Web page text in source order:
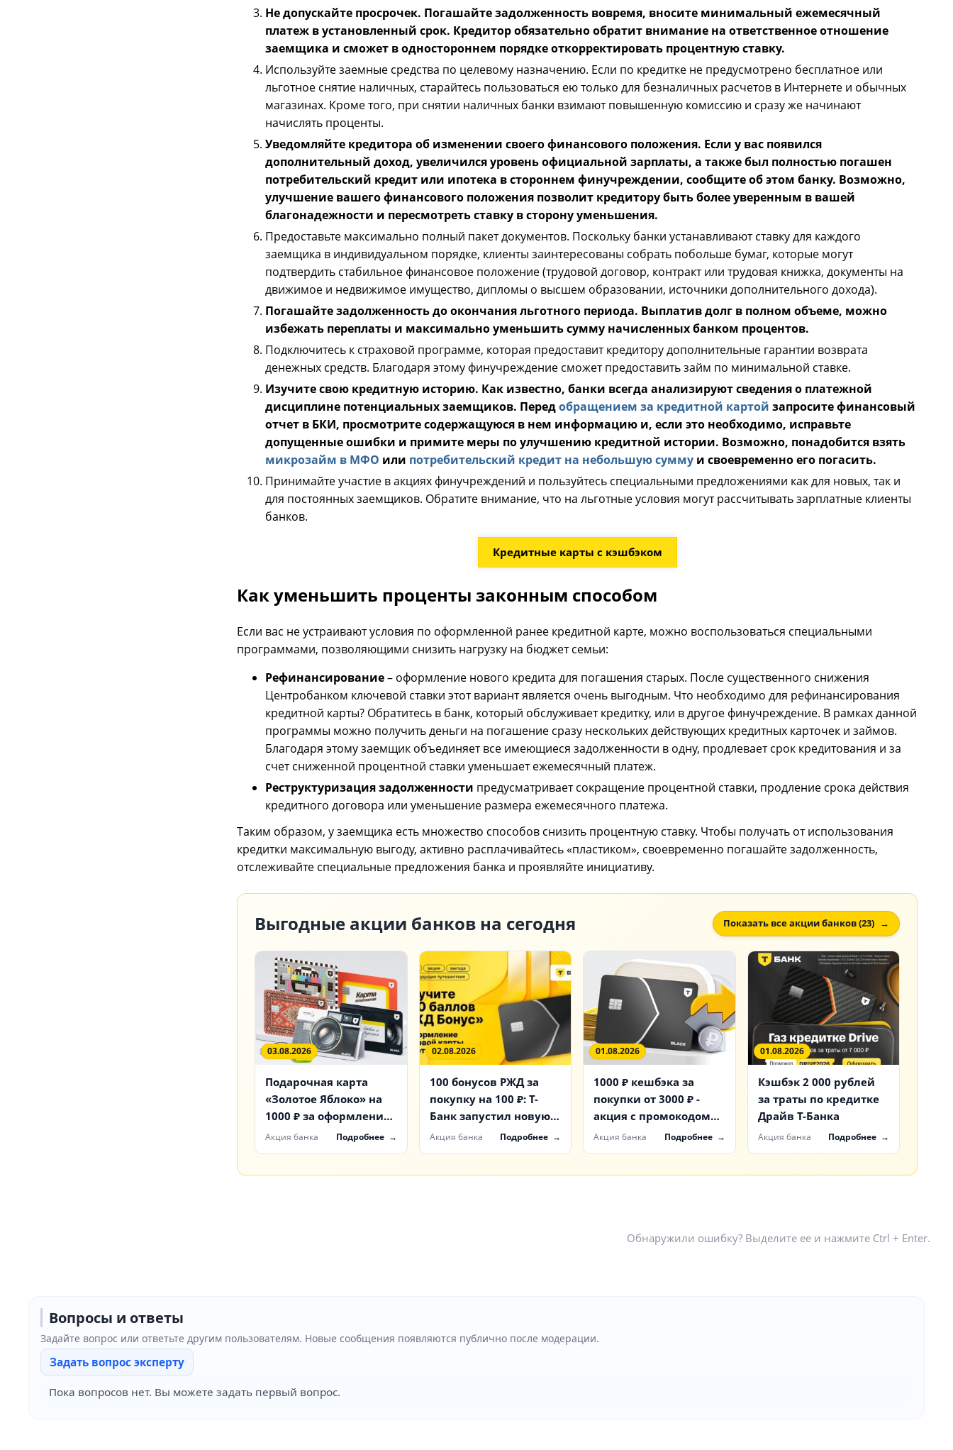
Не допускайте просрочек. Погашайте задолженность вовремя, вносите минимальный ежемесячный
платеж в установленный срок. Кредитор обязательно обратит внимание на ответственное отношение
заемщика и сможет в одностороннем порядке откорректировать процентную ставку.
Используйте заемные средства по целевому назначению. Если по кредитке не предусмотрено бесплатное или
льготное снятие наличных, старайтесь пользоваться ею только для безналичных расчетов в Интернете и обычных
магазинах. Кроме того, при снятии наличных банки взимают повышенную комиссию и сразу же начинают
начислять проценты.
Уведомляйте кредитора об изменении своего финансового положения. Если у вас появился
дополнительный доход, увеличился уровень официальной зарплаты, а также был полностью погашен
потребительский кредит или ипотека в стороннем финучреждении, сообщите об этом банку. Возможно,
улучшение вашего финансового положения позволит кредитору быть более уверенным в вашей
благонадежности и пересмотреть ставку в сторону уменьшения.
Предоставьте максимально полный пакет документов. Поскольку банки устанавливают ставку для каждого
заемщика в индивидуальном порядке, клиенты заинтересованы собрать побольше бумаг, которые могут
подтвердить стабильное финансовое положение (трудовой договор, контракт или трудовая книжка, документы на
движимое и недвижимое имущество, дипломы о высшем образовании, источники дополнительного дохода).
Погашайте задолженность до окончания льготного периода. Выплатив долг в полном объеме, можно
избежать переплаты и максимально уменьшить сумму начисленных банком процентов.
Подключитесь к страховой программе, которая предоставит кредитору дополнительные гарантии возврата
денежных средств. Благодаря этому финучреждение сможет предоставить займ по минимальной ставке.
Изучите свою кредитную историю. Как известно, банки всегда анализируют сведения о платежной
дисциплине потенциальных заемщиков. Передобращением за кредитной картой запросите финансовый
отчет в БКИ, просмотрите содержащуюся в нем информацию и, если это необходимо, исправьте
допущенные ошибки и примите меры по улучшению кредитной истории. Возможно, понадобится взять
микрозайм в МФО или потребительский кредит на небольшую сумму и своевременно его погасить.
Принимайте участие в акциях финучреждений и пользуйтесь специальными предложениями как для новых, так и
для постоянных заемщиков. Обратите внимание, что на льготные условия могут рассчитывать зарплатные клиенты
банков.
Кредитные карты с кэшбэком
Как уменьшить проценты законным способом
Если вас не устраивают условия по оформленной ранее кредитной карте, можно воспользоваться специальными
программами, позволяющими снизить нагрузку на бюджет семьи:
Рефинансирование– оформление нового кредита для погашения старых. После существенного снижения
Центробанком ключевой ставки этот вариант является очень выгодным. Что необходимо для рефинансирования
кредитной карты? Обратитесь в банк, который обслуживает кредитку, или в другое финучреждение. В рамках данной
программы можно получить деньги на погашение сразу нескольких действующих кредитных карточек и займов.
Благодаря этому заемщик объединяет все имеющиеся задолженности в одну, продлевает срок кредитования и за
счет сниженной процентной ставки уменьшает ежемесячный платеж.
Реструктуризация задолженности предусматривает сокращение процентной ставки, продление срока действия
кредитного договора или уменьшение размера ежемесячного платежа.
Таким образом, у заемщика есть множество способов снизить процентную ставку. Чтобы получать от использования
кредитки максимальную выгоду, активно расплачивайтесь «пластиком», своевременно погашайте задолженность,
отслеживайте специальные предложения банка и проявляйте инициативу.
Выгодные акции банков на сегодня Показать все акции банков (23)
03.08.2026
Подарочная карта
«Золотое Яблоко» на
1000 ₽ за оформление
Black Т-Банка
Акция банка Подробнее
02.08.2026
100 бонусов РЖД за
покупку на 100 ₽: Т-
Банк запустил новую
акцию с картой Black
Акция банка Подробнее
01.08.2026
1000 ₽ кешбэка за
покупки от 3000 ₽ -
акция с промокодом
карты Black
Акция банка Подробнее
01.08.2026
Кэшбэк 2 000 рублей
за траты по кредитке
Драйв Т-Банка
Акция банка Подробнее
Обнаружили ошибку? Выделите ее и нажмите Ctrl + Enter.
Вопросы и ответы
Задайте вопрос или ответьте другим пользователям. Новые сообщения появляются публично после модерации.
Задать вопрос эксперту
Пока вопросов нет. Вы можете задать первый вопрос.